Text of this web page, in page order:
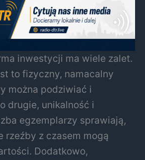
inwestycji ma wiele zalet.
to fizyczny, namacalny
można podziwiać i
drugie, unikalność i
egzemplarzy sprawiają,
rzeźby z czasem mogą
Dodatkowo,